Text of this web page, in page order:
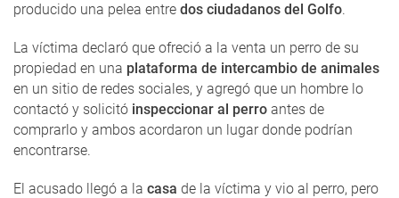
producido una pelea entre dos ciudadanos del Golfo.
La víctima declaró que ofreció a la venta un perro de su
propiedad en una plataforma de intercambio de animales
en un sitio de redes sociales, y agregó que un hombre lo
contactó y solicitó inspeccionar al perro antes de
comprarlo y ambos acordaron un lugar donde podrían
encontrarse.
El acusado llegó a la casa de la víctima y vio al perro, pero